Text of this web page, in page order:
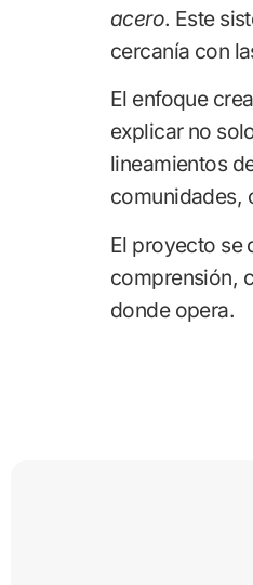
acero. Este
cercanía con
El enfoque
explicar no
lineamientos
comunidades,
El proyecto se
comprensión,
donde opera.